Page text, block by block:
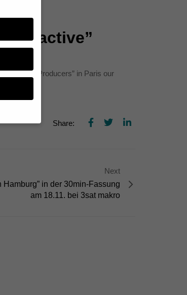
Factual Producers” in Paris our
Share:
Next
Hamburg” in der 30min-Fassung
am 18.11. bei 3sat makro